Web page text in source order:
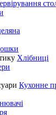
Хлібниці
Кухонне